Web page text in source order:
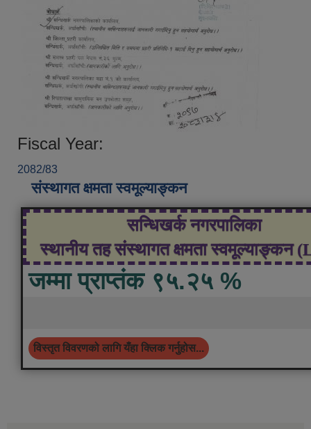
Fiscal Year:
2082/83
संस्थागत क्षमता स्वमूल्याङ्कन
सन्धिखर्क नगरपालिका
स्थानीय तह संस्थागत क्षमता स्वमूल्याङ्कन
जम्मा प्राप्तंक ९५.२५ %
विस्तृत विवरणको लागि यँहा क्लिक गर्नुहोस...